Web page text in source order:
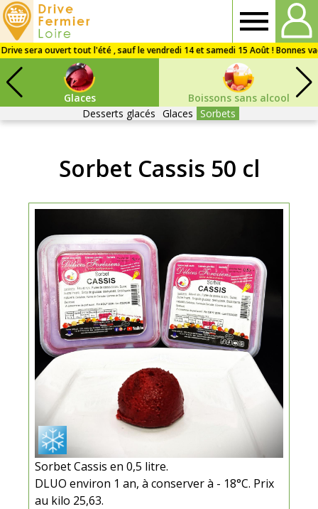
Loire
Glaces
Boissons sans alcool
Desserts glacés Glaces Sorbets
Sorbet Cassis 50 cl
Sorbet Cassis en 0,5 litre.
DLUO environ 1 an, à conserver à - 18°C. Prix
au kilo 25,63.